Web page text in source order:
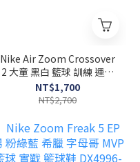
Nike Air Zoom Crossover
2 大童 黑白 籃球 訓練 運動
籃球鞋 FB2689-001
NT$1,700
NT$2,700